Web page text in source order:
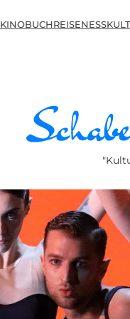
KINOBUCHREISEN